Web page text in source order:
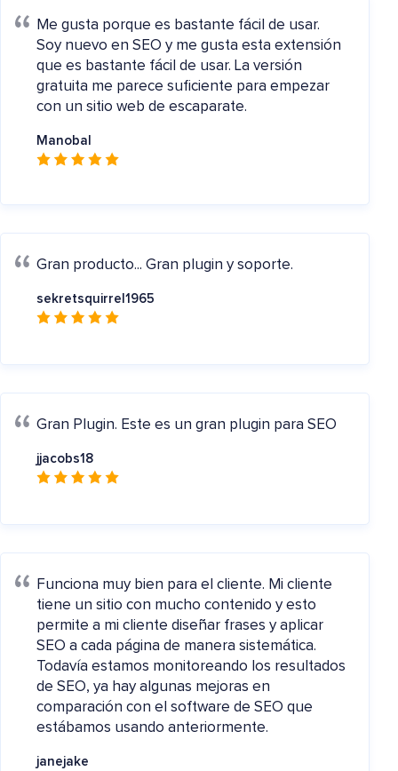
Me gusta porque es bastante fácil de usar.
Soy nuevo en SEO y me gusta esta extensión
que es bastante fácil de usar. La versión
gratuita me parece suficiente para empezar
con un sitio web de escaparate.
Manobal
Gran producto... Gran plugin y soporte.
sekretsquirrel1965
Gran Plugin. Este es un gran plugin para SEO
jjacobs18
Funciona muy bien para el cliente. Mi cliente
tiene un sitio con mucho contenido y esto
permite a mi cliente diseñar frases y aplicar
SEO a cada página de manera sistemática.
Todavía estamos monitoreando los resultados
de SEO, ya hay algunas mejoras en
comparación con el software de SEO que
estábamos usando anteriormente.
janejake